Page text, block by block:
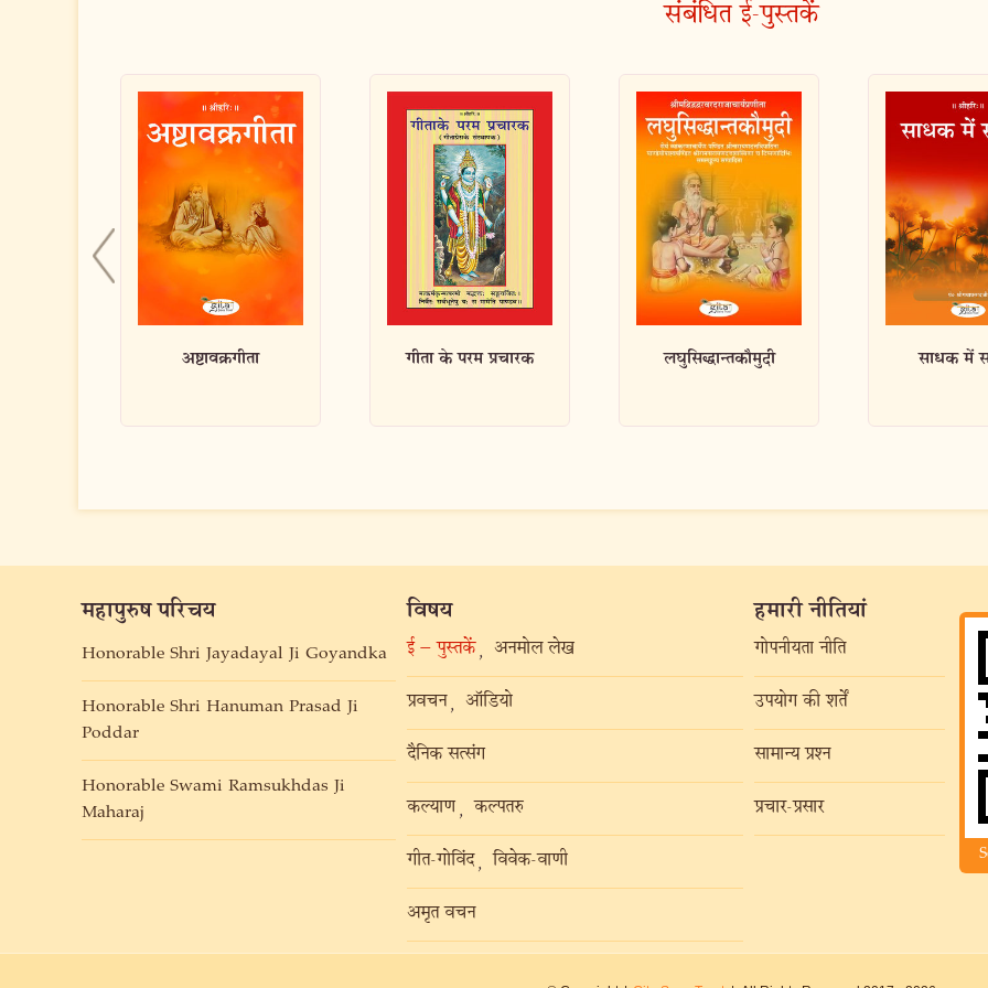
संबंधित ई-पुस्तकें
गीता के परम प्रचारक लघुसिद्धान्तकौमुदी साधक में साधुता विवेक
महापुरुष परिचय
Honorable Shri Jayadayal Ji Goyandka
Honorable Shri Hanuman Prasad Ji
Poddar
Honorable Swami Ramsukhdas Ji
Maharaj
विषय
ई – पुस्तकें , अनमोल लेख
प्रवचन , ऑडियो
दैनिक सत्संग
कल्याण , कल्पतरु
गीत-गोविंद , विवेक-वाणी
अमृत वचन
हमारी नीतियां
गोपनीयता नीति
उपयोग की शर्तें
सामान्य प्रश्न
प्रचार-प्रसार